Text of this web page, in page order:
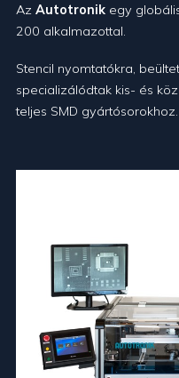
Az Autotronik egy
200 alkalmazottal.
Stencil nyomtatókra,
specializálódtak kis- és
teljes SMD gyártósorokhoz.